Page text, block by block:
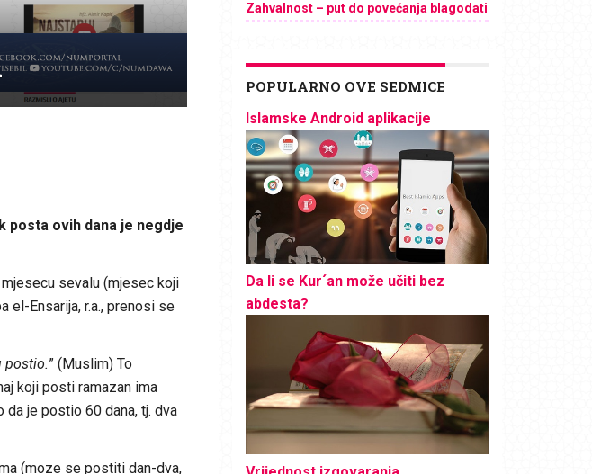
posta ovih dana je negdje
sevalu (mjesec koji
el-Ensarija, r.a., prenosi se
postio.” (Muslim) To
koji posti ramazan ima
je postio 60 dana, tj. dva
(moze se postiti dan-dva,
Zahvalnost – put do povećanja blagodati
POPULARNO OVE SEDMICE
Islamske Android aplikacije
Da li se Kur´an može učiti bez
abdesta?